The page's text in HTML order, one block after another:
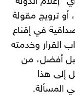
أو ترويج مقولة
في إقناع
القرار وخدمته
أفضل، من
إلى هذا
المسألة.